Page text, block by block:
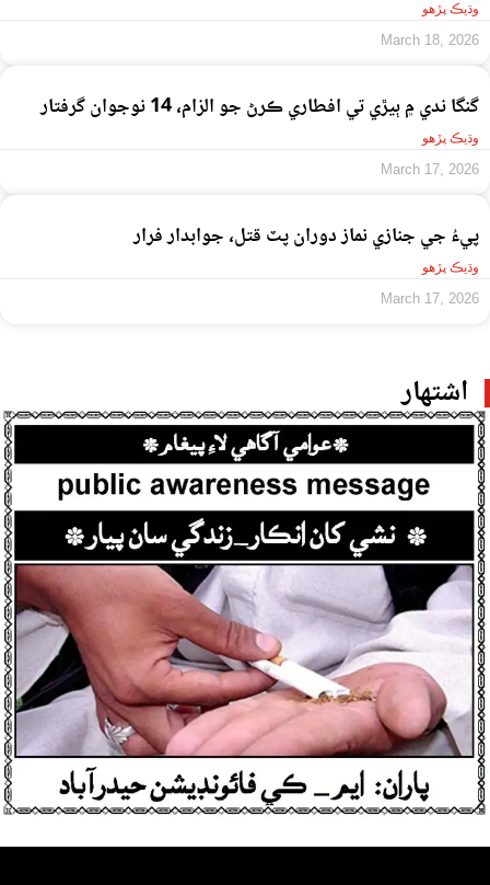
وڌيڪ پڙهو
March 18, 2026
گنگا ندي ۾ ٻيڙي تي افطاري ڪرڻ جو الزام، 14 نوجوان گرفتار
وڌيڪ پڙهو
March 17, 2026
پيءُ جي جنازي نماز دوران پٽ قتل، جوابدار فرار
وڌيڪ پڙهو
March 17, 2026
اشتهار